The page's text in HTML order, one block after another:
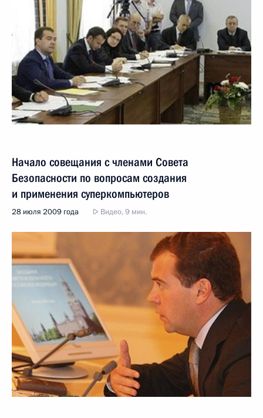
Начало совещания с членами Совета
Безопасности по вопросам создания
и применения суперкомпьютеров
28 июля 2009 года Видео, 9 мин.